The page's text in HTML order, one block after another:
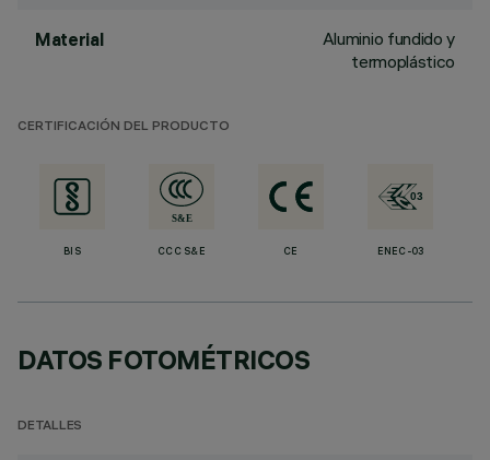
Material
Aluminio fundido y
termoplástico
CERTIFICACIÓN DEL PRODUCTO
BIS CCC S&E CE ENEC-03
DATOS FOTOMÉTRICOS
DETALLES